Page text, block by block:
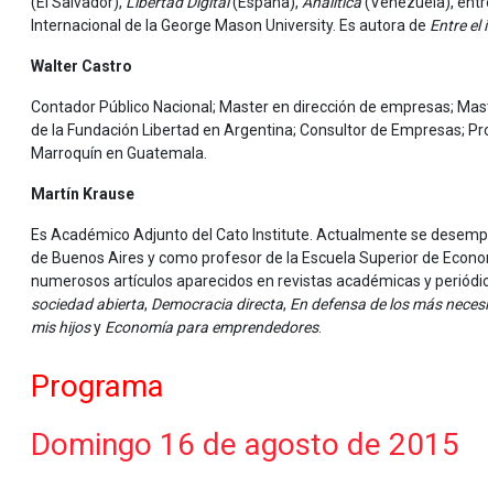
Internacional de la George Mason University. Es autora de Entre el
Walter Castro
Contador Público Nacional; Master en dirección de empresas;
de la Fundación Libertad en Argentina; Consultor de Empresas;
Marroquín en Guatemala.
Martín Krause
Es Académico Adjunto del Cato Institute. Actualmente se
de Buenos Aires y como profesor de la Escuela Superior de
numerosos artículos aparecidos en revistas académicas y
sociedad abierta, Democracia directa, En defensa de los más
mis hijosy Economía para emprendedores.
Programa
Domingo 16 de agosto de 2015